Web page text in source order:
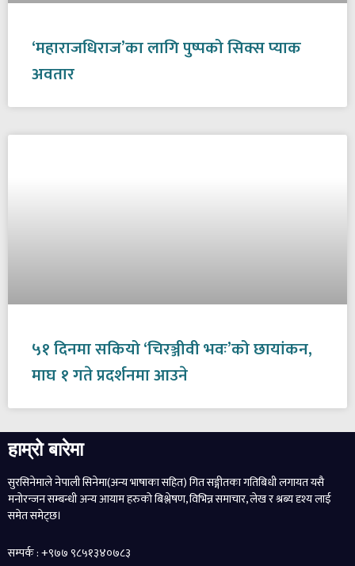
‘महाराजधिराज’का लागि पुष्पको सिक्स प्याक
अवतार
५१ दिनमा सकियो ‘चिरञ्जीवी भवः’को छायांकन,
माघ १ गते प्रदर्शनमा आउने
हाम्रो बारेमा
सुरसिनेमाले नेपाली सिनेमा(अन्य भाषाका सहित) गित सङ्गीतका गतिबिधी लगायत यसै
मनोरन्जन सम्बन्धी अन्य आयाम हरुको बिश्लेषण, विभिन्न समाचार, लेख र श्रब्य दृश्य लाई
समेत समेट्छ।
सम्पर्क : +९७७ ९८५१३४०७८३